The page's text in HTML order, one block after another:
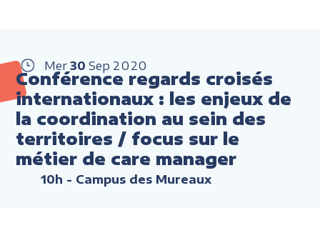
Mer 30 Sep 2020
Conférence regards croisés
internationaux : les enjeux de
la coordination au sein des
territoires / focus sur le
métier de care manager
10h - Campus des Mureaux